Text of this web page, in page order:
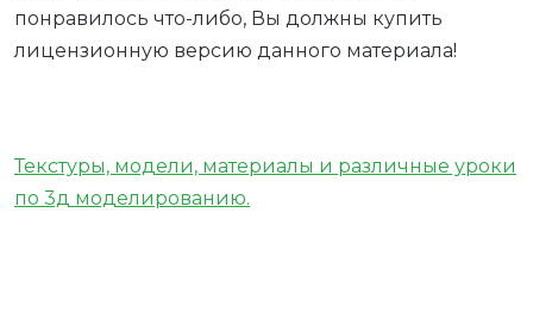
понравилось что-либо, Вы должны купить
лицензионную версию данного материала!
Текстуры, модели, материалы и различные уроки
по 3д моделированию.